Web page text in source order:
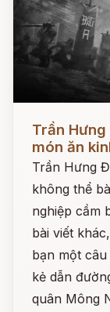
Đọc ngay
Trần
món ăn
Trần Hưng
không thể
nghiệp cầm
bài viết
bạn một
kẻ dẫn
quân Mông